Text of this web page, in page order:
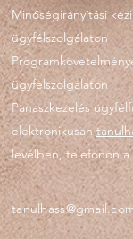
Minőségirányítási
ügyfélszolgálaton
ügyfélszolgálaton
Panaszkezelés
elektronikusan
levélben, telefonon a